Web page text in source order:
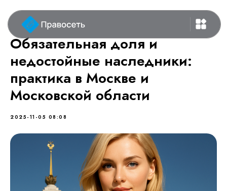
Обязательная доля и
недостойные наследники:
практика в Москве и
Московской области
2025-11-05 08:08